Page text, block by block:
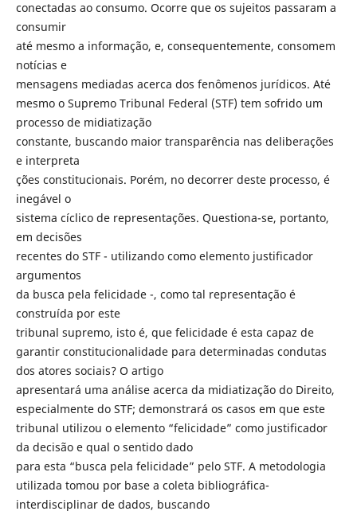
conectadas ao consumo. Ocorre que os sujeitos passaram a
consumir
até mesmo a informação, e, consequentemente, consomem
notícias e
mensagens mediadas acerca dos fenômenos jurídicos. Até
mesmo o Supremo Tribunal Federal (STF) tem sofrido um
processo de midiatização
constante, buscando maior transparência nas deliberações
e interpreta
ções constitucionais. Porém, no decorrer deste processo, é
inegável o
sistema cíclico de representações. Questiona-se, portanto,
em decisões
recentes do STF - utilizando como elemento justificador
argumentos
da busca pela felicidade -, como tal representação é
construída por este
tribunal supremo, isto é, que felicidade é esta capaz de
garantir constitucionalidade para determinadas condutas
dos atores sociais? O artigo
apresentará uma análise acerca da midiatização do Direito,
especialmente do STF; demonstrará os casos em que este
tribunal utilizou o elemento “felicidade” como justificador
da decisão e qual o sentido dado
para esta “busca pela felicidade” pelo STF. A metodologia
utilizada tomou por base a coleta bibliográfica-
interdisciplinar de dados, buscando